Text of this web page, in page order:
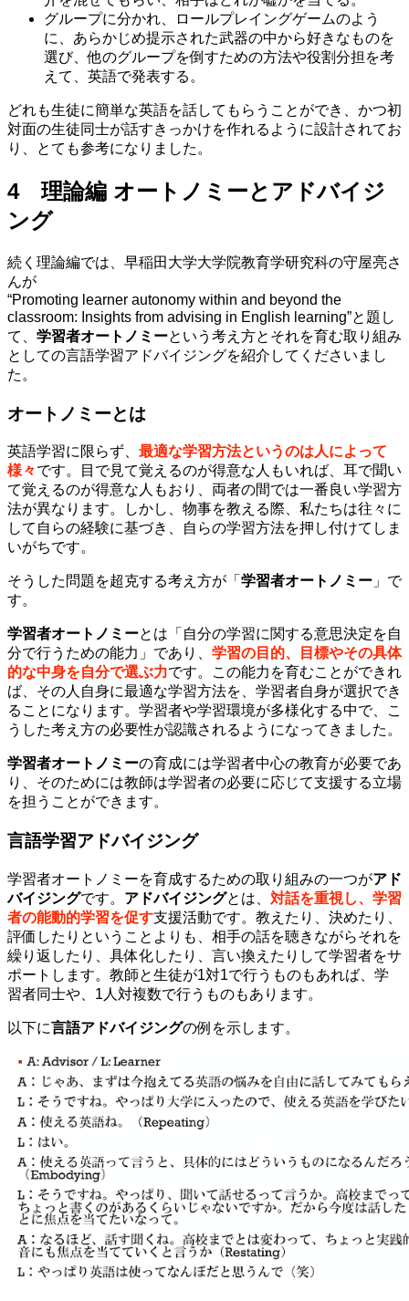
グループに分かれ、ロールプレイングゲームのよう
に、あらかじめ提示された武器の中から好きなものを
選び、他のグループを倒すための方法や役割分担を考
えて、英語で発表する。
どれも生徒に簡単な英語を話してもらうことができ、かつ初
対面の生徒同士が話すきっかけを作れるように設計されてお
り、とても参考になりました。
4 理論編 オートノミーとアドバイジ
ング
続く理論編では、早稲田大学大学院教育学研究科の守屋亮さ
んが
“Promoting learner autonomy within and beyond the
classroom: Insights from advising in English learning”と題し
て、 学習者オートノミーという考え方とそれを育む取り組み
としての言語学習アドバイジングを紹介してくださいまし
た。
オートノミーとは
英語学習に限らず、 最適な学習方法というのは人によって
様々です。目で見て覚えるのが得意な人もいれば、耳で聞い
て覚えるのが得意な人もおり、両者の間では一番良い学習方
法が異なります。しかし、物事を教える際、私たちは往々に
して自らの経験に基づき、自らの学習方法を押し付けてしま
いがちです。
そうした問題を超克する考え方が「 学習者オートノミー 」で
す。
学習者オートノミーとは「自分の学習に関する意思決定を自
分で行うための能力」であり、 学習の目的、目標やその具体
的な中身を自分で選ぶ力です。この能力を育むことができれ
ば、その人自身に最適な学習方法を、学習者自身が選択でき
ることになります。学習者や学習環境が多様化する中で、こ
うした考え方の必要性が認識されるようになってきました。
学習者オートノミーの育成には学習者中心の教育が必要であ
り、そのためには教師は学習者の必要に応じて支援する立場
を担うことができます。
言語学習アドバイジング
学習者オートノミーを育成するための取り組みの一つがアド
バイジングです。 アドバイジングとは、 対話を重視し、学習
者の能動的学習を促す支援活動です。教えたり、決めたり、
評価したりということよりも、相手の話を聴きながらそれを
繰り返したり、具体化したり、言い換えたりして学習者をサ
ポートします。教師と生徒が1対1で行うものもあれば、学
習者同士や、1人対複数で行うものもあります。
以下に言語アドバイジングの例を示します。